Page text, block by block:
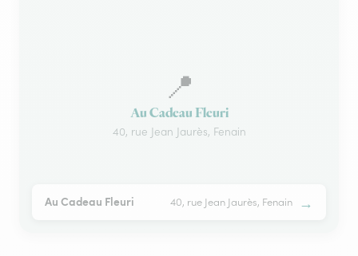
📍
Au Cadeau Fleuri
40, rue Jean Jaurès, Fenain
Au Cadeau Fleuri 40, rue Jean Jaurès, Fenain →